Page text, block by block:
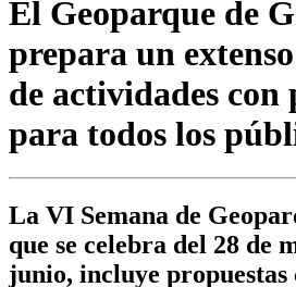
El Geoparque de
prepara un
de actividades con
para todos los
La VI Semana de
que se celebra del 28 de
junio, incluye propuestas